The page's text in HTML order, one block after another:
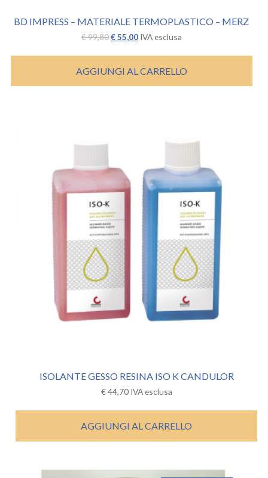
BD IMPRESS – MATERIALE TERMOPLASTICO – MERZ
€99,80Il
originale
era:
€ 99,80.
€55,00Il
attuale
è:
€ 55,00.
IVA esclusa
AGGIUNGI AL CARRELLO
ISOLANTE GESSO RESINA ISO K CANDULOR
€44,70 IVA esclusa
AGGIUNGI AL CARRELLO